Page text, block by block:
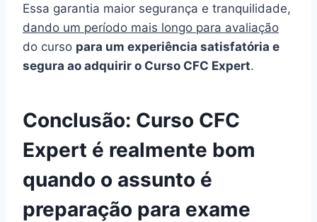
Essa garantia maior segurança e tranquilidade,
dando um período mais longo para avaliação
do curso para um experiência satisfatória e
segura ao adquirir o Curso CFC Expert.
Conclusão: Curso CFC
Expert é realmente bom
quando o assunto é
preparação para exame